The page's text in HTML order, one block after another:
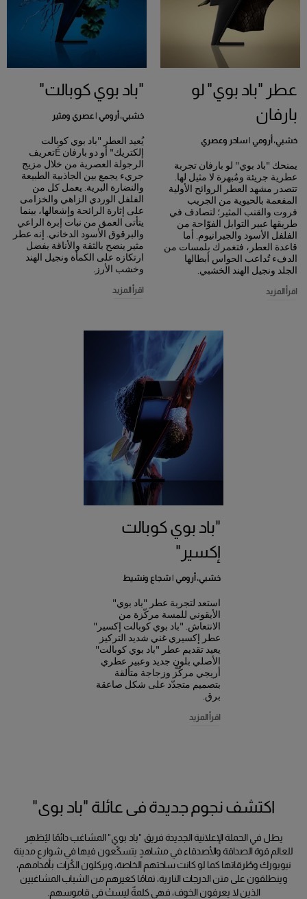
عطر "باد بوي" لو
بارفان
خشبي، أرومي | ساحر وعصري
يمنحك "باد بوي" لو بارفان تجربة
عطرية جريئة ومُبهرة لا مثيل لها.
تتصدر مشهد العطر الروائح الأولية
المفعمة بالحيوية من الجريب
فروت والقنب المثير؛ لتصادف في
طريقها عبير التوابل الفوّاحة من
الفلفل الأسود والجيرانيوم. أما
قاعدة العطر، فتغمرك بلمسات من
الدفء تُداعب الحواس أبطالها
الجلد ونجيل الهند الخشبي.
اقرأ المزيد
"باد بوي كوبالت"
خشبي، أرومي | عصري ومثير
يُعيد العطر "باد بوي كوبالت
إلكتريك" أو دو بارفان Éتعريف
الرجولة العصرية من خلال مزيج
جريء يجمع بين الجاذبية الطبيعة
والنضارة البرية. يعمل كل من
الفلفل الوردي الزاهي والخزامى
على إثارة الرائحة وإشعالها، بينما
يتأتى العمق من نبات إبرة الراعي
والبرقوق الأسود الدخاني. إنه عطر
مثير ينضح بالثقة والأناقة بفضل
ارتكازه على الكمأة ونجيل الهند
وخشب الأرز.
اقرأ المزيد
"باد بوي كوبالت
إكسير"
خشبي، أرومي | شجاع ونشيط
استعد لتجربة عطر "باد بوي"
الأيقوني للمسة مركّزة من
الانتعاش. "باد بوي كوبالت إكسير"
عطر إكسيري غني شديد التركيز
يعيد تقديم عطر "باد بوي كوبالت"
الأصلي بلونٍ جديد وعبير عطري
أريجي مركّز وزجاجة متألقة
بتصميم متجدّد على شكل صاعقة
برق.
اقرأ المزيد
اكتشف نجوم جديدة في عائلة "باد بوي"
يطل في الحملة الإعلانية الجديدة فريق "باد بوي" المشاغب دائمًا ليُظهِر
للعالم قوة الصداقة والأصدقاء في مشاهدٍ يتسكّعون فيها في شوارع مدينة
نيويورك وطُرقاتها كما لو كانت ساحتهم الخاصة، ويركلون الكُرات بأقدامهم،
وينطلقون على متن الدرجات النارية، تمامًا كغيرهم من الشباب المشاغبين
الذين لا يعرفون الخوف، فهي كلمةٌ ليستْ في قاموسهم.